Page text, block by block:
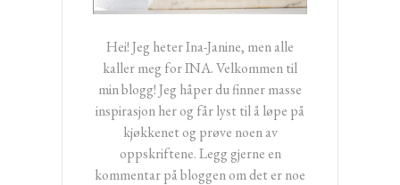
Hei! Jeg heter Ina-Janine, men alle
kaller meg for INA. Velkommen til
min blogg! Jeg håper du finner masse
inspirasjon her og får lyst til å løpe på
kjøkkenet og prøve noen av
oppskriftene. Legg gjerne en
kommentar på bloggen om det er noe